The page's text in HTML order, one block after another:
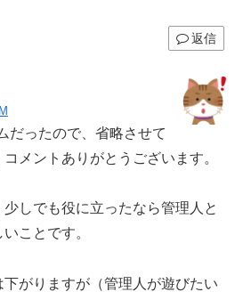
返信
だったので、省略させて
メントありがとうございます。
しでも役に立ったなら管理人と
ことです。
がりますが（管理人が遊びたい